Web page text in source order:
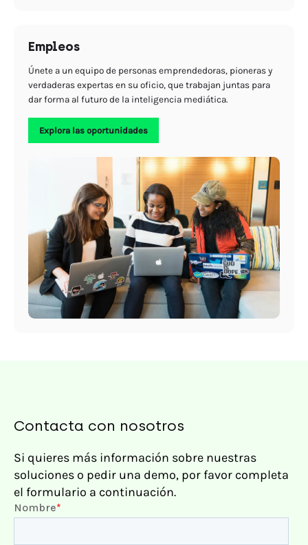
Empleos
Únete a un equipo de personas emprendedoras, pioneras y
verdaderas expertas en su oficio, que trabajan juntas para
dar forma al futuro de la inteligencia mediática.
Explora las oportunidades
Contacta con nosotros
Si quieres más información sobre nuestras
soluciones o pedir una demo, por favor completa
el formulario a continuación.